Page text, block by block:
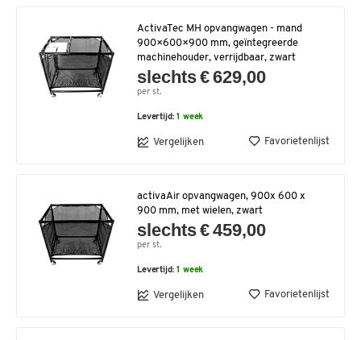
ActivaTec MH opvangwagen - mand
900×600×900 mm, geïntegreerde
machinehouder, verrijdbaar, zwart
slechts € 629,00
per st.
Levertijd:1 week
Vergelijken Favorietenlijst
activaAir opvangwagen, 900x 600 x
900 mm, met wielen, zwart
slechts € 459,00
per st.
Levertijd:1 week
Vergelijken Favorietenlijst